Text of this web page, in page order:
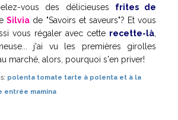
vous des délicieuses frites de
Silvia de "Savoirs et saveurs"? Et vous
vous régaler avec cette recette-là
j'ai vu les premières girolles
marché, alors, pourquoi s'en priver!
polenta tomate tarte à polenta et à la
entrée mamina